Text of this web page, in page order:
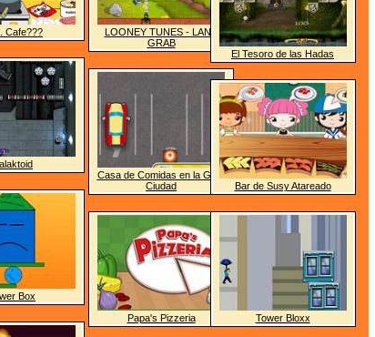
Cafe???
Box
LOONEY TUNES - LAND
GRAB
Casa de Comidas en la Gran
Ciudad
Papa's Pizzeria
El Tesoro de las Hadas
Bar de Susy Atareado
Tower Bloxx